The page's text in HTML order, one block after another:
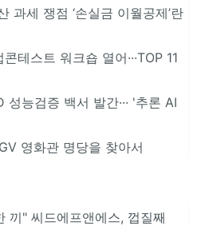
과세 쟁점 ‘손실금 이월공제’란
테스트 워크숍 열어···TOP 11
능검증 백서 발간··· '추론 AI
영화관 명당을 찾아서
끼" 씨드에프앤에스, 껍질째